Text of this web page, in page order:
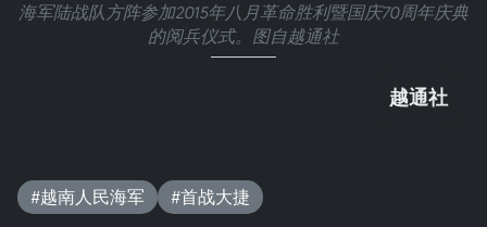
海军陆战队方阵参加2015年八月革命胜利暨国庆70周年庆典
的阅兵仪式。图自越通社
越通社
#越南人民海军 #首战大捷